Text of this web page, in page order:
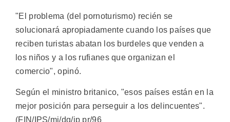
"El problema (del pornoturismo) recién se
solucionará apropiadamente cuando los países que
reciben turistas abatan los burdeles que venden a
los niños y a los rufianes que organizan el
comercio", opinó.
Según el ministro britanico, "esos países están en la
mejor posición para perseguir a los delincuentes".
(FIN/IPS/mj/dg/ip pr/96